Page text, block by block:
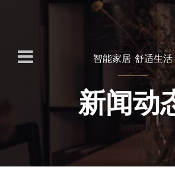
智能家居 舒适生活
新闻动